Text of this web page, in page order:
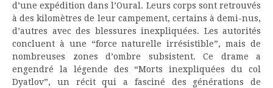
d’une expédition dans l’Oural. Leurs corps sont retrouvés
à des kilomètres de leur campement, certains à demi-nus,
d’autres avec des blessures inexpliquées. Les autorités
concluent à une “force naturelle irrésistible”, mais de
nombreuses zones d’ombre subsistent. Ce drame a
engendré la légende des “Morts inexpliquées du col
Dyatlov”, un récit qui a fasciné des générations de